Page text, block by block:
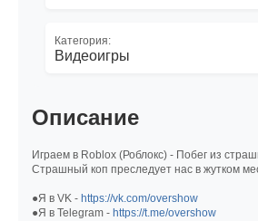
Категория:
Видеоигры
Описание
Играем в Roblox (Роблокс) - Побег из
Страшный коп преследует нас в жутком
●Я в VK - https://vk.com/overshow
●Я в Telegram - https://t.me/overshow